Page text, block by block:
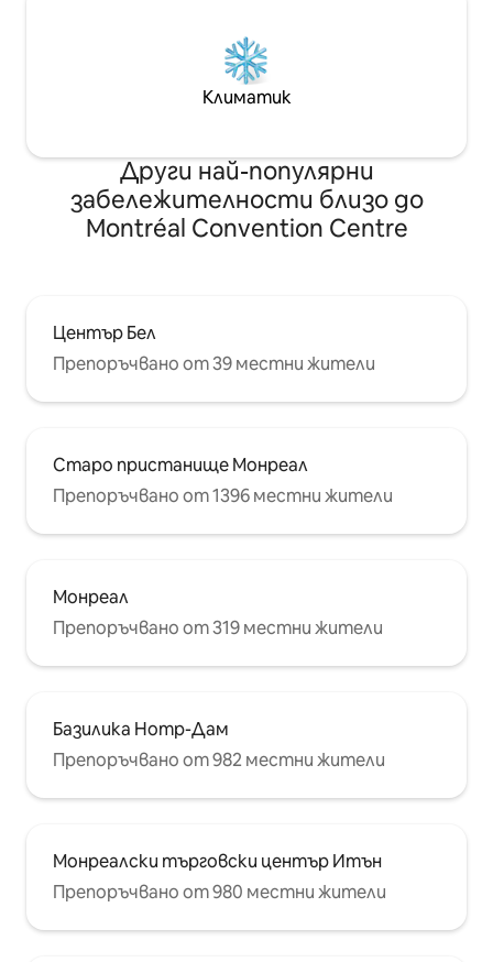
Климатик
Други най-популярни
забележителности близо до
Montréal Convention Centre
Център Бел
Препоръчвано от 39 местни жители
Старо пристанище Монреал
Препоръчвано от 1396 местни жители
Монреал
Препоръчвано от 319 местни жители
Базилика Нотр-Дам
Препоръчвано от 982 местни жители
Монреалски търговски център Итън
Препоръчвано от 980 местни жители